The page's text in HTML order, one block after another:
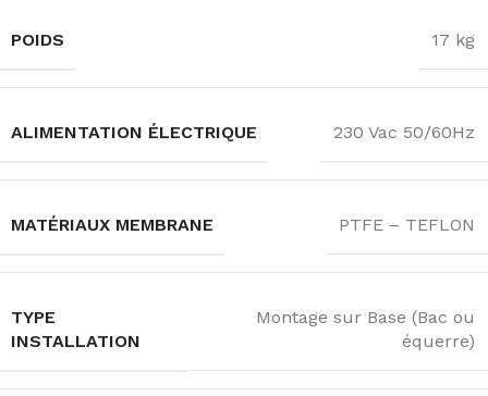
POIDS 17 kg
ALIMENTATION ÉLECTRIQUE 230 Vac 50/60Hz
MATÉRIAUX MEMBRANE PTFE – TEFLON
TYPE
INSTALLATION
Montage sur Base (Bac ou
équerre)